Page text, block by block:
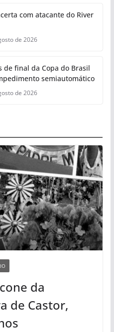
com atacante do River
de 2026
de final da Copa do Brasil
semiautomático
de 2026
da
de Castor,